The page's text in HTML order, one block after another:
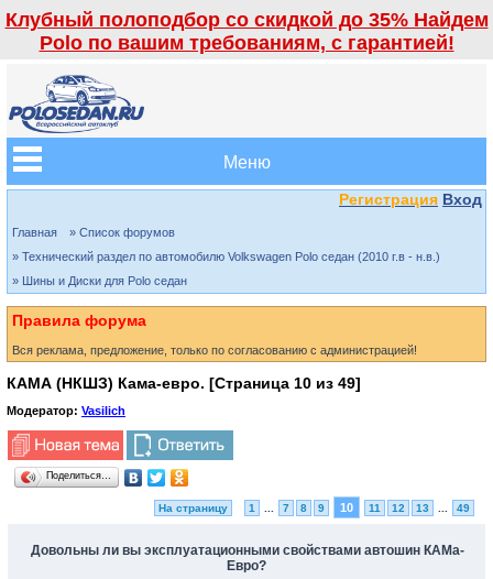
Клубный полоподбор со скидкой до 35% Найдем
Polo по вашим требованиям, с гарантией!
Меню
Регистрация Вход
Главная
» Список форумов
» Технический раздел по автомобилю Volkswagen Polo седан (2010 г.в - н.в.)
» Шины и Диски для Polo седан
Правила форума
Вся реклама, предложение, только по согласованию с администрацией!
КАМА (НКШЗ) Кама-евро. [Страница 10 из 49]
Модератор: Vasilich
Поделиться…
На страницу 1 7 8 9 10 11 12 13 49
Довольны ли вы эксплуатационными свойствами автошин КАМа-
Евро?